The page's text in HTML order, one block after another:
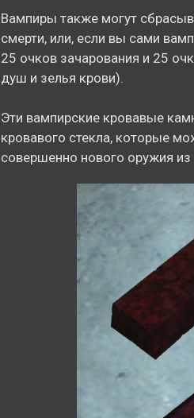
Вампиры также могут
смерти, или, если вы сами
25 очков зачарования и 25
душ и зелья крови).
Эти вампирские кровавые
кровавого стекла, которые
совершенно нового оружия из